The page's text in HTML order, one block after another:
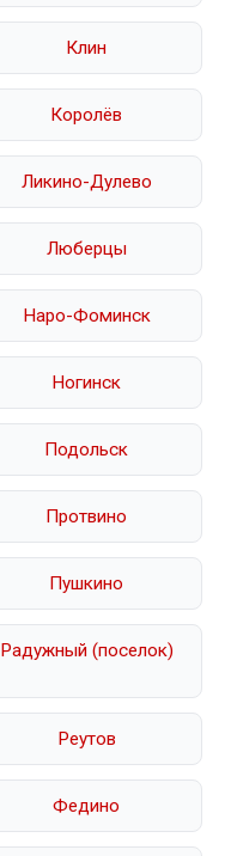
Клин
Королёв
Ликино-Дулево
Люберцы
Наро-Фоминск
Ногинск
Подольск
Протвино
Пушкино
Радужный (поселок)
Реутов
Федино